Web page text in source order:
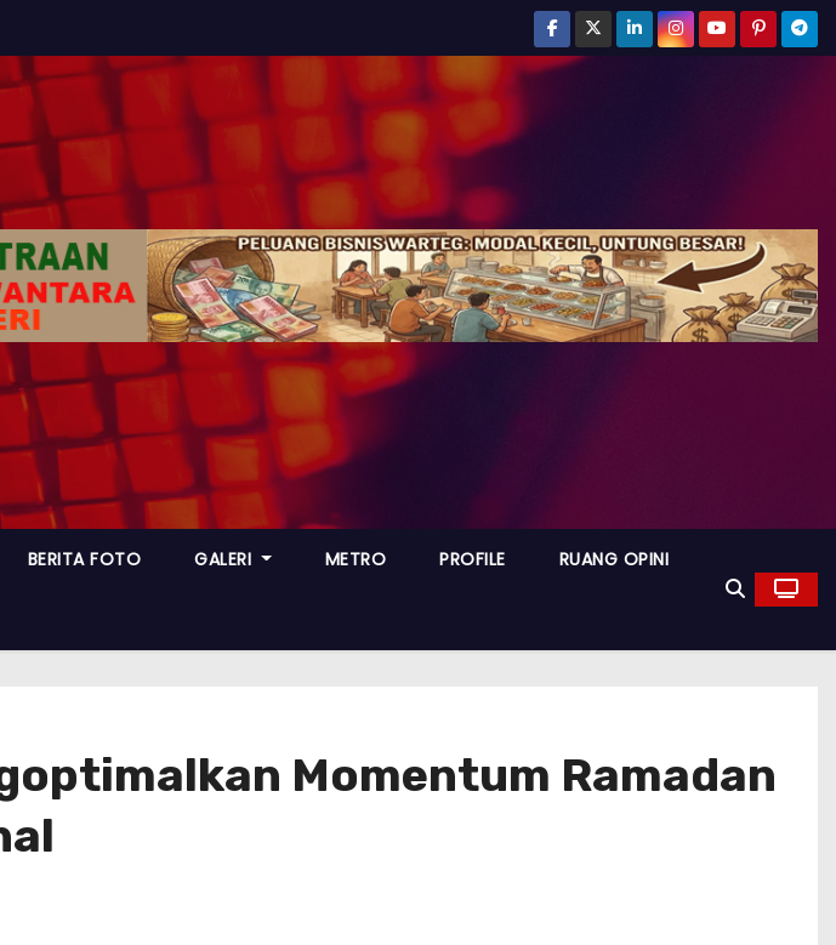
BERITA FOTO GALERI METRO PROFILE RUANG OPINI
Momentum Ramadan